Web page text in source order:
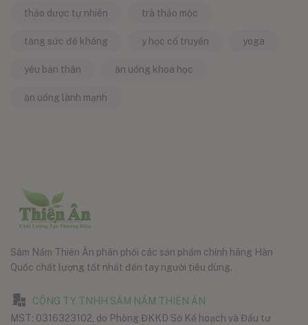
thảo dược tự nhiên trà thảo mộc
tăng sức đề kháng y học cổ truyền yoga
yêu bản thân ăn uống khoa học
ăn uống lành mạnh
Sâm Nấm Thiên Ân phân phối các sản phẩm chính hãng Hàn
Quốc chất lượng tốt nhất đến tay người tiêu dùng.
CÔNG TY TNHH SÂM NẤM THIÊN ÂN
MST: 0316323102, do Phòng ĐKKD Sở Kế hoạch và Đầu tư